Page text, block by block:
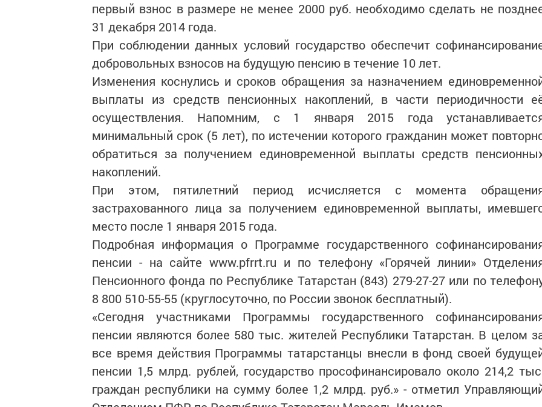
первый взнос в размере не менее 2000 руб. необходимо сделать не
31 декабря 2014 года.
При соблюдении данных условий государство обеспечит
добровольных взносов на будущую пенсию в течение 10 лет.
Изменения коснулись и сроков обращения за назначением
выплаты из средств пенсионных накоплений, в части периодичности
осуществления. Напомним, с 1 января 2015 года
минимальный срок (5 лет), по истечении которого гражданин может
обратиться за получением единовременной выплаты средств
накоплений.
При этом, пятилетний период исчисляется с момента
застрахованного лица за получением единовременной выплаты,
место после 1 января 2015 года.
Подробная информация о Программе государственного
пенсии - на сайте www.pfrrt.ru и по телефону «Горячей линии»
Пенсионного фонда по Республике Татарстан (843) 279-27-27 или по
8 800 510-55-55 (круглосуточно, по России звонок бесплатный).
«Сегодня участниками Программы государственного
пенсии являются более 580 тыс. жителей Республики Татарстан. В целом
все время действия Программы татарстанцы внесли в фонд своей
пенсии 1,5 млрд. рублей, государство прософинансировало около 214,2
граждан республики на сумму более 1,2 млрд. руб.» - отметил